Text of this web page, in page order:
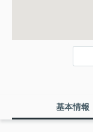
基本情報